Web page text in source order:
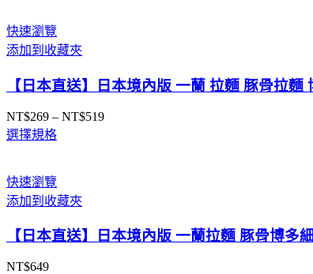
快速瀏覽
添加到收藏夾
【日本直送】日本境內版 一蘭 拉麵 豚骨拉
NT$269 – NT$519價
NT$519
選擇規格
快速瀏覽
添加到收藏夾
【日本直送】日本境內版 一蘭拉麵 豚骨博
NT$649